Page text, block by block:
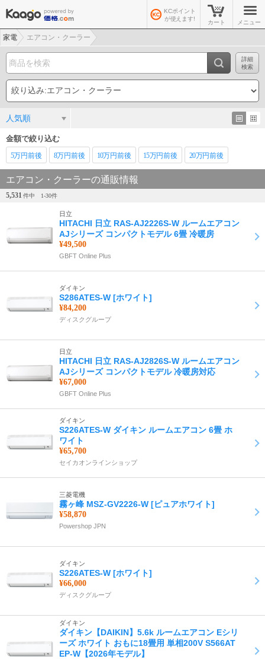
KCポイント
が使えます!
カート メニュー
家電 エアコン・クーラー
詳細
検索
人気順
金額で絞り込む
5万円前後 8万円前後 10万円前後 15万円前後 20万円前後
エアコン・クーラーの通販情報
5,531件中 1-30件
日立
HITACHI 日立 RAS-AJ2226S-W ルームエアコン
AJシリーズ コンパクトモデル 6畳 冷暖房
¥49,500
GBFT Online Plus
ダイキン
S286ATES-W [ホワイト]
¥84,200
ディスクグループ
日立
HITACHI 日立 RAS-AJ2826S-W ルームエアコン
AJシリーズ コンパクトモデル 冷暖房対応
¥67,000
GBFT Online Plus
ダイキン
S226ATES-W ダイキン ルームエアコン 6畳 ホ
ワイト
¥65,700
セイカオンラインショップ
三菱電機
霧ヶ峰 MSZ-GV2226-W [ピュアホワイト]
¥58,870
Powershop JPN
ダイキン
S226ATES-W [ホワイト]
¥66,000
ディスクグループ
ダイキン
ダイキン【DAIKIN】5.6k ルームエアコン Eシリ
ーズ ホワイト おもに18畳用 単相200V S566AT
EP-W【2026年モデル】